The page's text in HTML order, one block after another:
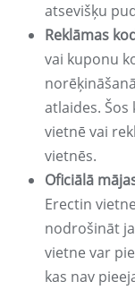
atsevišķu
Reklāmas
vai kuponu
atlaides.
vietnē vai
vietnēs.
Oficiālā
Erectin
nodrošināt
vietne var
kas nav